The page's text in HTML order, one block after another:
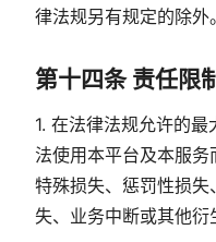
律法规另有规定的除外。
第十四条 责任限
1. 在法律法规允许的
法使用本平台及本服务
特殊损失、惩罚性损
失、业务中断或其他衍